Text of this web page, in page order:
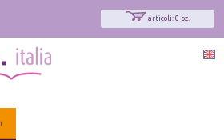
articoli: 0 pz.